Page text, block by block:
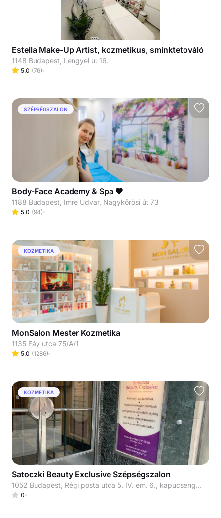
Estella Make-Up Artist, kozmetikus, sminktetováló
1148 Budapest, Lengyel u. 16.
5.0 (76)
SZÉPSÉGSZALON
Body-Face Academy & Spa 💙
1188 Budapest, Imre Udvar, Nagykőrösi út 73
5.0 (94)
KOZMETIKA
MonSalon Mester Kozmetika
1135 Fáy utca 75/A/1
5.0 (1286)
KOZMETIKA
Satoczki Beauty Exclusive Szépségszalon
1052 Budapest, Régi posta utca 5. IV. em. 6., kapucsengő: 33
0